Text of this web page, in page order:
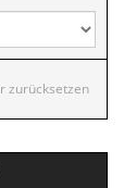
zurücksetzen